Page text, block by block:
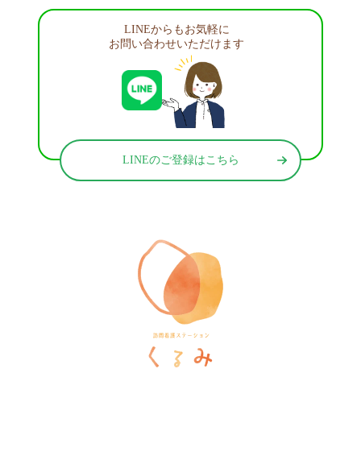
LINEからもお気軽に
お問い合わせいただけます
LINEのご登録はこちら